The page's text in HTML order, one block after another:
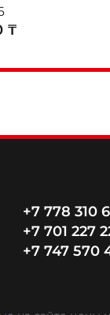
₸
+7 778 310
+7 701 227
+7 747 570